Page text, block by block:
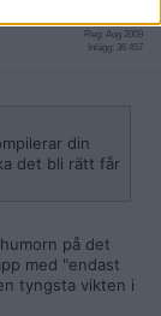
Reg: Aug 2009
Inlägg: 36 457
din
det bli rätt får
på det
med "endast
tyngsta vikten i